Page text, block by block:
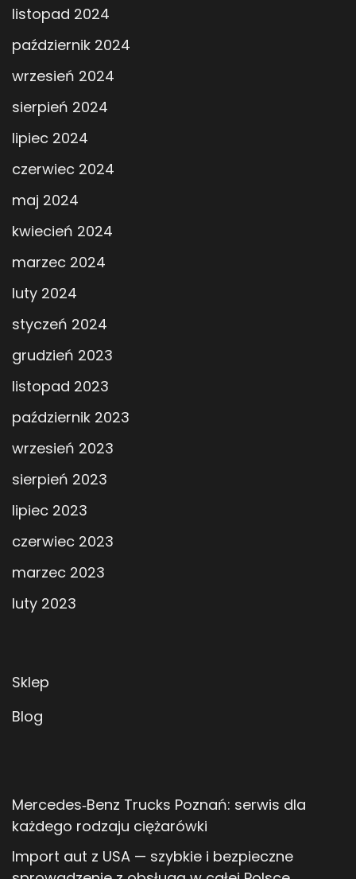
listopad 2024
październik 2024
wrzesień 2024
sierpień 2024
lipiec 2024
czerwiec 2024
maj 2024
kwiecień 2024
marzec 2024
luty 2024
styczeń 2024
grudzień 2023
listopad 2023
październik 2023
wrzesień 2023
sierpień 2023
lipiec 2023
czerwiec 2023
marzec 2023
luty 2023
Sklep
Blog
Mercedes‑Benz Trucks Poznań: serwis dla
każdego rodzaju ciężarówki
Import aut z USA — szybkie i bezpieczne